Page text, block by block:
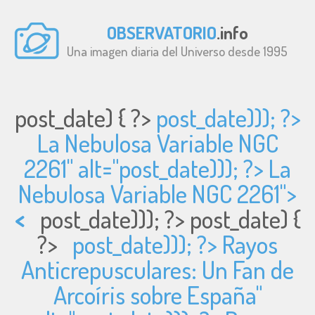
OBSERVATORIO.info
Una imagen diaria del Universo desde 1995
post_date) { ?> post_date))); ?>
La Nebulosa Variable NGC
2261" alt="post_date))); ?> La
Nebulosa Variable NGC 2261">
< post_date))); ?> post_date) {
?> post_date))); ?> Rayos
Anticrepusculares: Un Fan de
Arcoíris sobre España"